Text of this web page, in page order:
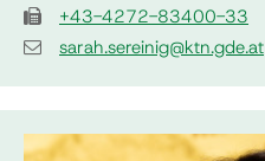
+43-4272-83400-33
sarah.sereinig@ktn.gde.at